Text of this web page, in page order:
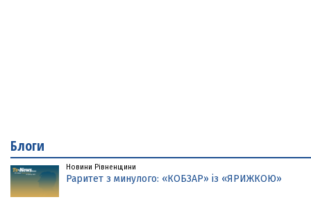
Блоги
Новини Рівненщини
Раритет з минулого: «КОБЗАР» із «ЯРИЖКОЮ»